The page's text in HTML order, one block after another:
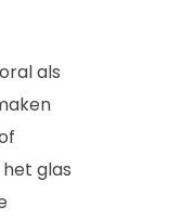
als
glas